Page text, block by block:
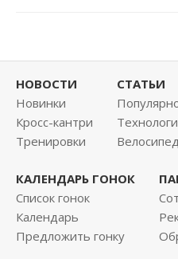
НОВОСТИ
Новинки
Кросс-кантри
Тренировки
СТАТЬИ
КАЛЕНДАРЬ ГОНОК
Список гонок
Календарь
Предложить гонку